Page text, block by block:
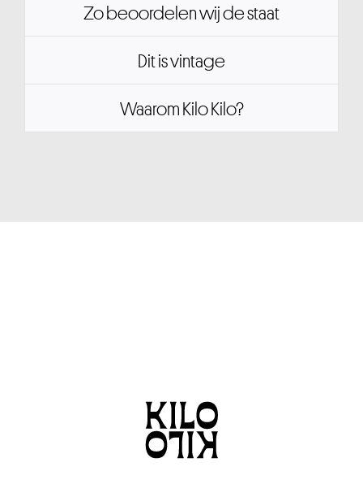
Zo beoordelen wij de staat
Dit is vintage
Waarom Kilo Kilo?